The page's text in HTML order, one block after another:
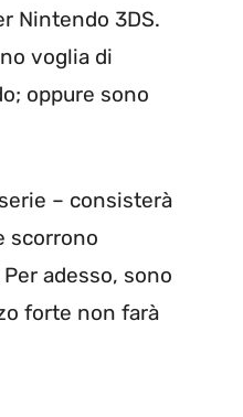
Nintendo 3DS.
voglia di
oppure sono
– consisterà
scorrono
adesso, sono
forte non farà